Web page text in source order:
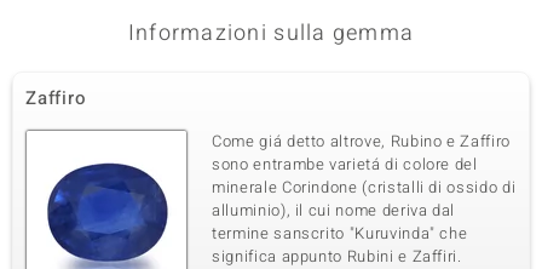
Informazioni sulla gemma
Zaffiro
Come giá detto altrove, Rubino e Zaffiro
sono entrambe varietá di colore del
minerale Corindone (cristalli di ossido di
alluminio), il cui nome deriva dal
termine sanscrito "Kuruvinda" che
significa appunto Rubini e Zaffiri.